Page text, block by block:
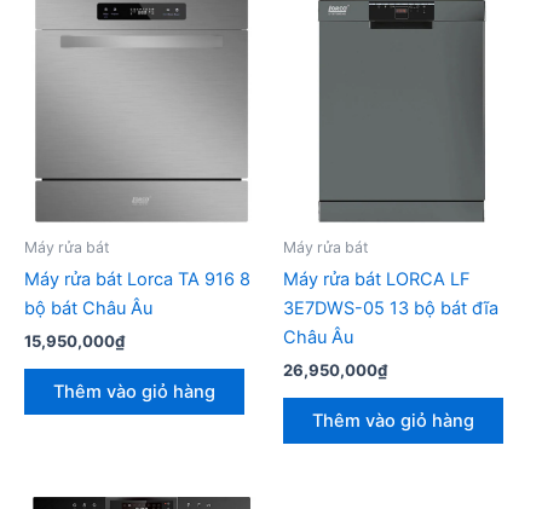
Máy rửa bát
Máy rửa bát Lorca TA 916 8
bộ bát Châu Âu
15,950,000₫
Thêm vào giỏ hàng
Máy rửa bát
Máy rửa bát LORCA LF
3E7DWS-05 13 bộ bát đĩa
Châu Âu
26,950,000₫
Thêm vào giỏ hàng